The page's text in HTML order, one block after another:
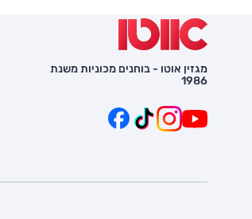
מגזין אוטו - בוחנים מכוניות משנת
1986